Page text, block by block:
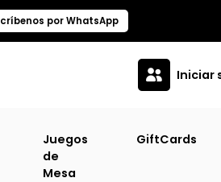
por WhatsApp
Iniciar
Juegos
de
Mesa
GiftCards
Que Exploto, El